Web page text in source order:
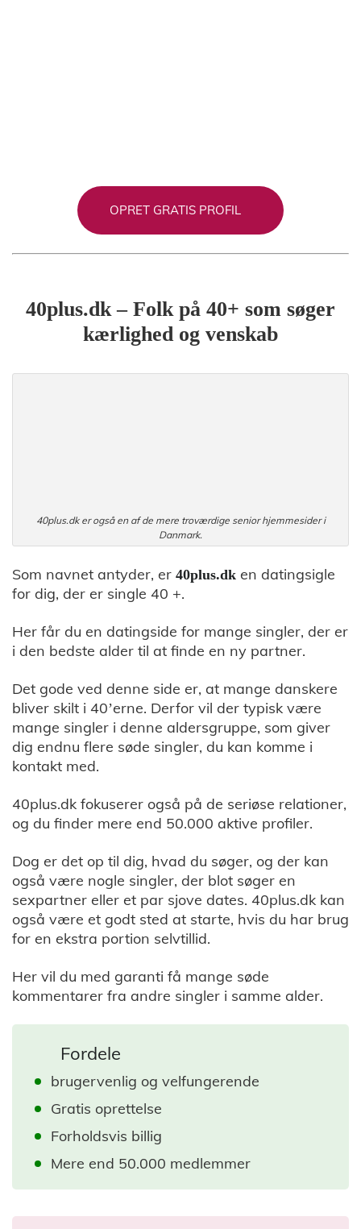
OPRET GRATIS PROFIL
40plus.dk – Folk på 40+ som søger
kærlighed og venskab
40plus.dk er også en af de mere troværdige senior hjemmesider i
Danmark.
Som navnet antyder, er 40plus.dk en datingsigle
for dig, der er single 40 +.
Her får du en datingside for mange singler, der er
i den bedste alder til at finde en ny partner.
Det gode ved denne side er, at mange danskere
bliver skilt i 40’erne. Derfor vil der typisk være
mange singler i denne aldersgruppe, som giver
dig endnu flere søde singler, du kan komme i
kontakt med.
40plus.dk fokuserer også på de seriøse relationer,
og du finder mere end 50.000 aktive profiler.
Dog er det op til dig, hvad du søger, og der kan
også være nogle singler, der blot søger en
sexpartner eller et par sjove dates. 40plus.dk kan
også være et godt sted at starte, hvis du har brug
for en ekstra portion selvtillid.
Her vil du med garanti få mange søde
kommentarer fra andre singler i samme alder.
Fordele
brugervenlig og velfungerende
Gratis oprettelse
Forholdsvis billig
Mere end 50.000 medlemmer